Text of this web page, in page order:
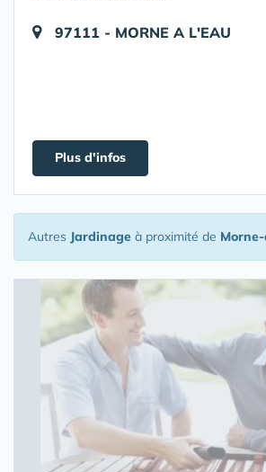
97111 - MORNE A L'EAU
Plus d'infos
Autres Jardinage à proximité de